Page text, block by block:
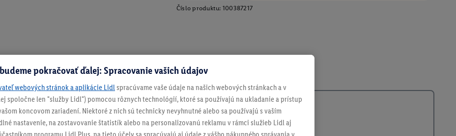
Číslo produktu: 100387217
pokračovať ďalej: Spracovanie vašich údajov
webových stránok a aplikácie Lidl spracúvame vaše údaje na našich webových stránkach a v
spoločne len "služby Lidl") pomocou rôznych technológií, ktoré sa používajú na ukladanie a prístup
koncovom zariadení. Niektoré z nich sú technicky nevyhnutné alebo sa používajú s vaším
nastavenie, na zostavovanie štatistík alebo na personalizovanú reklamu v rámci služieb Lidl aj
programu Lidl Plus, na tieto účely sa spracúvajú aj údaje z vášho nákupného správania v